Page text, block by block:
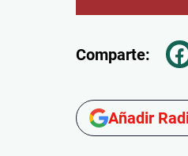
Comparte:
Añadir